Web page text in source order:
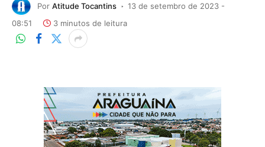
Por Atitude Tocantins
13 de setembro de 2023 -
08:51
3 minutos de leitura